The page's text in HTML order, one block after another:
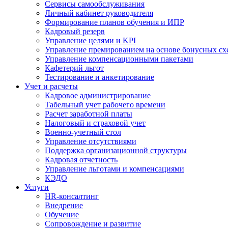
Сервисы самообслуживания
Личный кабинет руководителя
Формирование планов обучения и ИПР
Кадровый резерв
Управление целями и KPI
Управление премированием на основе бонусных
Управление компенсационными пакетами
Кафетерий льгот
Тестирование и анкетирование
Учет и расчеты
Кадровое администрирование
Табельный учет рабочего времени
Расчет заработной платы
Налоговый и страховой учет
Военно-учетный стол
Управление отсутствиями
Поддержка организационной структуры
Кадровая отчетность
Управление льготами и компенсациями
КЭДО
Услуги
HR-консалтинг
Внедрение
Обучение
Сопровождение и развитие